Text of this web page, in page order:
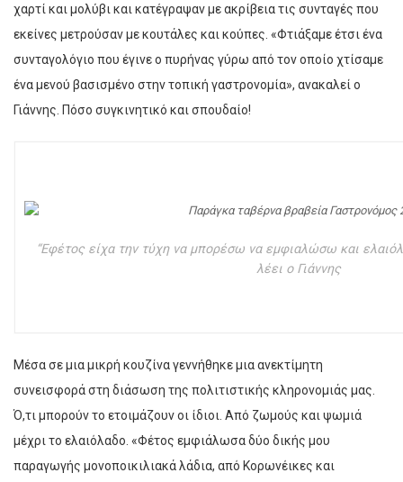
χαρτί και μολύβι και κατέγραψαν με ακρίβεια τις συνταγές που
εκείνες μετρούσαν με κουτάλες και κούπες. «Φτιάξαμε έτσι ένα
συνταγολόγιο που έγινε ο πυρήνας γύρω από τον οποίο χτίσαμε
ένα μενού βασισμένο στην τοπική γαστρονομία», ανακαλεί ο
Γιάννης. Πόσο συγκινητικό και σπουδαίο!
“Εφέτος είχα την τύχη να μπορέσω να εμφιαλώσω και
λέει ο Γιάννης
Μέσα σε μια μικρή κουζίνα γεννήθηκε μια ανεκτίμητη
συνεισφορά στη διάσωση της πολιτιστικής κληρονομιάς μας.
Ό,τι μπορούν το ετοιμάζουν οι ίδιοι. Από ζωμούς και ψωμιά
μέχρι το ελαιόλαδο. «Φέτος εμφιάλωσα δύο δικής μου
παραγωγής μονοποικιλιακά λάδια, από Κορωνέικες και